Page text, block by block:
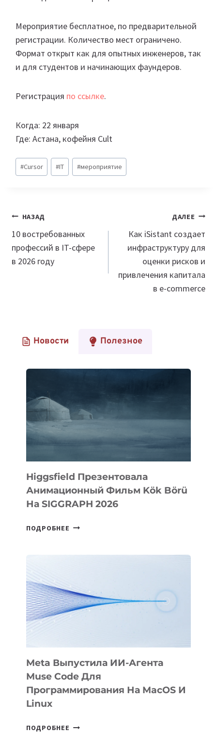
Мероприятие бесплатное, по предварительной
регистрации. Количество мест ограничено.
Формат открыт как для опытных инженеров, так
и для студентов и начинающих фаундеров.
Регистрация по ссылке.
Когда: 22 января
Где: Астана, кофейня Cult
Метки
записи:
#Cursor #IT #мероприятие
Навигация
по
записям
НАЗАД
10 востребованных
профессий в IT-сфере
в 2026 году
ДАЛЕЕ
Как iSistant создает
инфраструктуру для
оценки рисков и
привлечения капитала
в e-commerce
Новости Полезное
Higgsfield Презентовала
Анимационный Фильм Kök Börü
На SIGGRAPH 2026
ПОДРОБНЕЕ HIGGSFIELD
НА
SIGGRAPH
Meta Выпустила ИИ-Агента
Muse Code Для
Программирования На MacOS И
Linux
ПОДРОБНЕЕ META